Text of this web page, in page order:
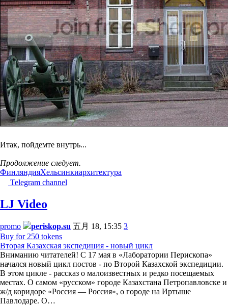
Итак, пойдемте внутрь...
Продолжение следует.
ФинляндияХельсинкиархитектура
Telegram channel
LJ Video
promo periskop.su 五月 18, 15:35 3
Buy for 250 tokens
Вторая Казахская экспедиция - новый цикл
Вниманию читателей! С 17 мая в «Лаборатории Перископа»
начался новый цикл постов - по Второй Казахской экспедиции.
В этом цикле - рассказ о малоизвестных и редко посещаемых
местах. О самом «русском» городе Казахстана Петропавловске и
ж/д коридоре «Россия — Россия», о городе на Иртыше
Павлодаре. О…